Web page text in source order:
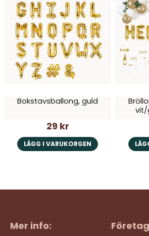
Bokstavsballong, guld
29 kr
LÄGG I VARUKORGEN
vit/
Mer info: